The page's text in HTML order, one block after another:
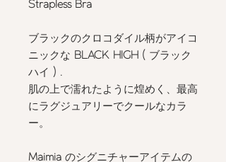
Strapless Bra
ブラックのクロコダイル柄がアイコ
ニックな BLACK HIGH ( ブラック
ハイ ) .
肌の上で濡れたように煌めく、最高
にラグジュアリーでクールなカラ
ー。
Maimia のシグニチャーアイテムの